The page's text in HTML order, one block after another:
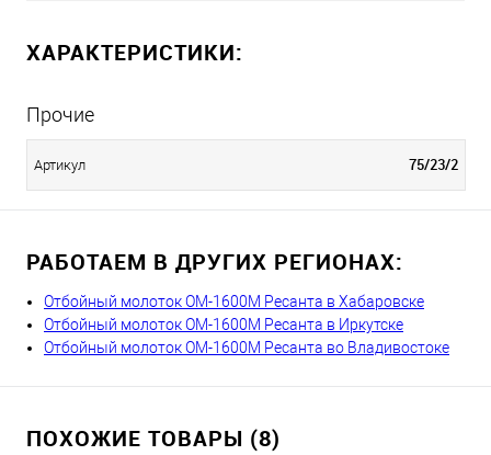
ХАРАКТЕРИСТИКИ:
Прочие
Артикул 75/23/2
РАБОТАЕМ В ДРУГИХ РЕГИОНАХ:
Отбойный молоток ОМ-1600М Ресанта в Хабаровске
Отбойный молоток ОМ-1600М Ресанта в Иркутске
Отбойный молоток ОМ-1600М Ресанта во Владивостоке
ПОХОЖИЕ ТОВАРЫ (8)